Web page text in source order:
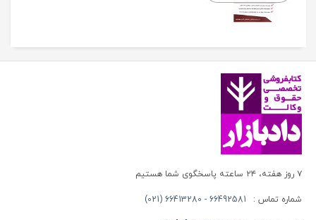
۷ روز هفته، ۲۴ ساعته پاسخگوی شما هستیم
شماره تماس : 66492581 - 66413280 (021)